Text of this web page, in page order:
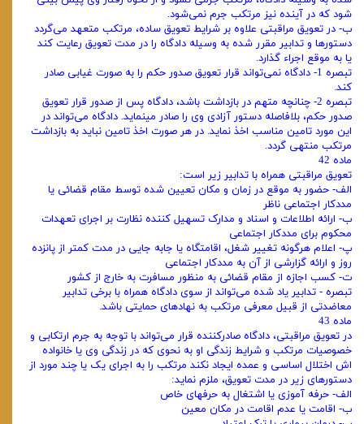
شود که در آینده نیز مرتکب جرم نمی‌شود.
ب- در تعویق مراقبتی علاوه بر شرایط تعویق ساده، مرتکب متعهد می‌گردد
دستورها و تدابیر مقرر شده به وسیله دادگاه را در مدت تعویق رعایت کند
یا به موقع اجراء گذارد.
تبصره 1- دادگاه نمی‌تواند قرار تعویق صدور حکم را به صورت غیابی صادر
کند.
تبصره 2- چنانچه متهم در بازداشت باشد، دادگاه پس از صدور قرار تعویق
صدور حکم، بلافاصله دستور آزادی وی را صادر مینماید. دادگاه می‌تواند در
این مورد تامین مناسب اخذ نماید. در هر صورت اخذ تامین نباید به بازداشت
مرتکب منتهی گردد.
ماده 42
تعویق مراقبتی همراه با تدابیر زیر است:
الف- حضور به موقع در زمان و مکان تعیین شده توسط مقام قضائی یا
مددکار اجتماعی ناظر
ب- ارائه اطلاعات و اسناد و مدارک تسهیل کننده نظارت بر اجرای تعهدات
محکوم برای مددکار اجتماعی
پ- اعلام هرگونه تغییر شغل، اقامتگاه یا جابه جایی در مدت کمتر از پانزده
روز و ارائه گزارشی از آن به مددکار اجتماعی
ت- کسب اجازه از مقام قضائی به منظور مسافرت به خارج از کشور
تبصره - تدابیر یاد شده می‌تواند از سوی دادگاه همراه با برخی تدابیر
معاضدتی از قبیل معرفی مرتکب به نهادهای حمایتی باشد.
ماده 43
در تعویق مراقبتی، دادگاه صادرکننده قرار می‌تواند با توجه به جرم ارتکابی و
خصوصیات مرتکب و شرایط زندگی او به نحوی که در زندگی وی یا خانواده
اش اختلال اساسی و عمده ایجاد نکند مرتکب را به اجرای یک یا چند مورد از
دستورهای زیر در مدت تعویق، ملزم نماید:
الف- حرفه آموزی یا اشتغال به حرفهای خاص
ب- اقامت یا عدم اقامت در مکان معین